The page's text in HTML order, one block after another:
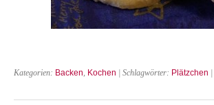
Kategorien: Backen Kochen | Schlagwörter: Plätzchen |